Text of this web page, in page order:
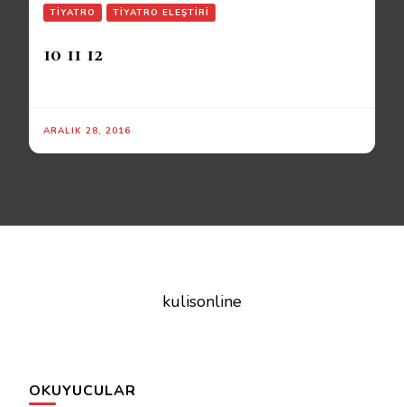
TIYATRO TIYATRO ELEŞTIRI
10 11 12
ARALIK 28, 2016
kulisonline
OKUYUCULAR